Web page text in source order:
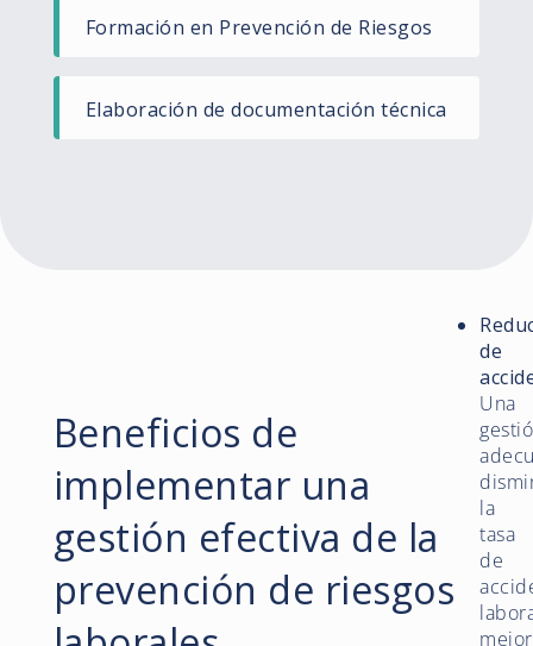
Formación en Prevención de Riesgos​
Elaboración de documentación técnica​
Beneficios de
implementar una
gestión efectiva de la
prevención de riesgos
de
Una
la
tasa
de